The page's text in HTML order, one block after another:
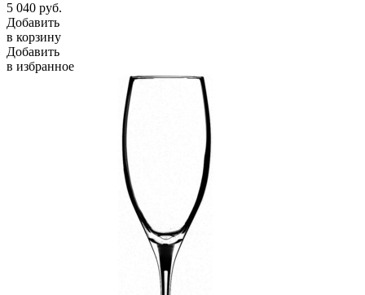
5 040 руб.
Добавить
в корзину
Добавить
в избранное